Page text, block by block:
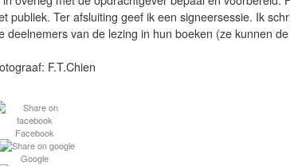
publiek. Ter afsluiting geef ik een signeersessie. Ik
deelnemers van de lezing in hun boeken (ze kunnen
F.T.Chien
Facebook
Google